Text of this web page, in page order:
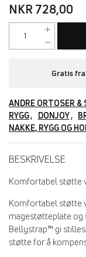
NKR 728,00
Gratis
ANDRE ORTOSER
RYGG
DONJOY
NAKKE, RYGG OG
BESKRIVELSE
Komfortabel støtte
Komfortabel støtte
magestøtteplate og
Bellystrap™ gi
støtte for å